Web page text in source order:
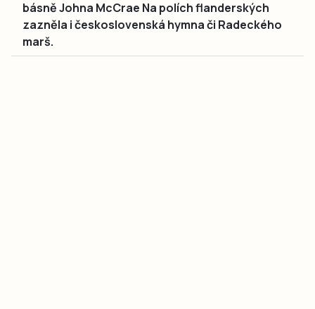
básně Johna McCrae Na polích flanderských
zazněla i československá hymna či Radeckého
marš.